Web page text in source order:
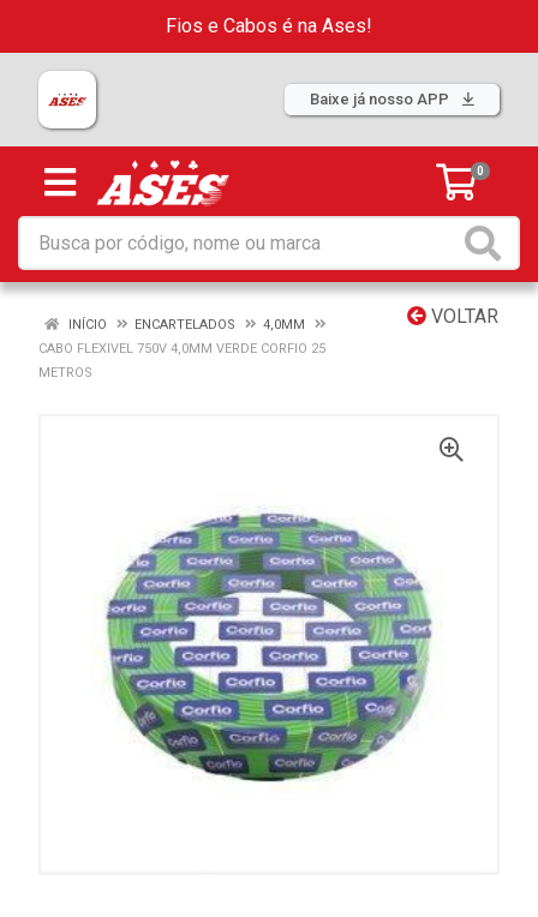
Fios e Cabos é na Ases!
Baixe já nosso APP
0
VOLTAR
INÍCIO ENCARTELADOS
4,0MM
CABO FLEXIVEL 750V 4,0MM VERDE CORFIO 25
METROS